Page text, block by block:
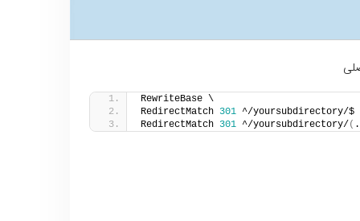
RewriteBase \
RedirectMatch 301 ^/yoursubdirectory/$
RedirectMatch 301 ^/yoursubdirectory/(